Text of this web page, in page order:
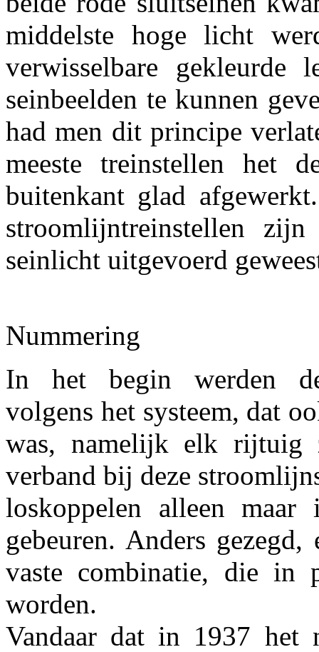
middelste hoge licht
verwisselbare gekleurde
seinbeelden te kunnen
had men dit principe
meeste treinstellen het
buitenkant glad
stroomlijntreinstellen
seinlicht uitgevoerd
Nummering
In het begin werden
volgens het systeem, dat
was, namelijk elk rijtuig
verband bij deze
loskoppelen alleen
gebeuren. Anders
vaste combinatie, die in
worden.
Vandaar dat in 1937 het